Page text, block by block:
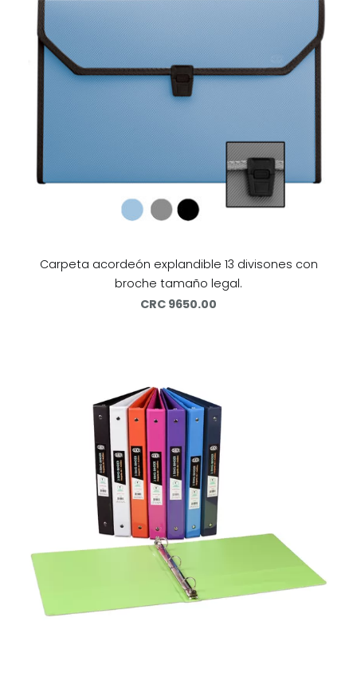
Carpeta acordeón explandible 13 divisones con
broche tamaño legal.
CRC 9650.00